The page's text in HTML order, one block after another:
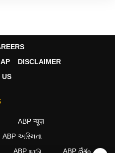
ভর্তির তথ্যও। পুলিশ বলছে, তাঁর
DISCLAIMER
US
ABP न्यूज़
ABP અસ્મિતા
ABP நாடு ABP దేశం